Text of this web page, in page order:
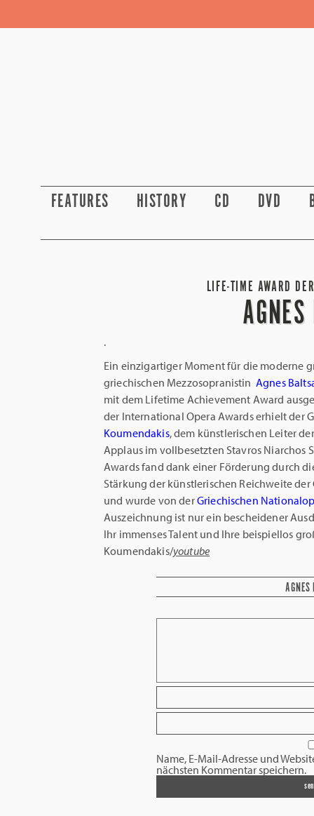
FEATURES HISTORY CD DVD
LIFE-TIME AWARD
.
Ein einzigartiger Moment für die moderne
griechischen Mezzosopranistin Agnes
mit dem Lifetime Achievement Award
der International Opera Awards erhielt der
Koumendakis, dem künstlerischen Leiter
Applaus im vollbesetzten Stavros Niarchos
Awards fand dank einer Förderung durch
Stärkung der künstlerischen Reichweite
und wurde von derGriechischen
Auszeichnung ist nur ein bescheidener
Ihr immenses Talent und Ihre beispiellos
Koumendakis/youtube
Name, E-Mail-Adresse und
nächsten Kommentar speichern.